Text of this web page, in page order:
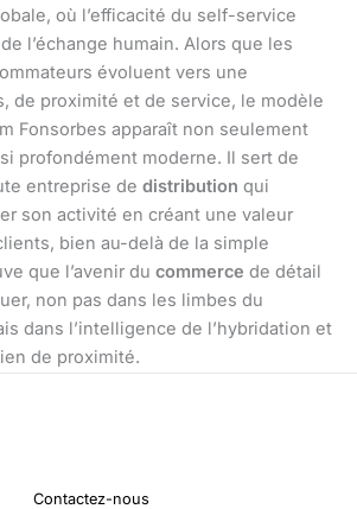
où l’efficacité du self-service
l’échange humain. Alors que les
évoluent vers une
de proximité et de service, le modèle
Fonsorbes apparaît non seulement
profondément moderne. Il sert de
entreprise de distribution qui
son activité en créant une valeur
bien au-delà de la simple
que l’avenir du commerce de détail
non pas dans les limbes du
dans l’intelligence de l’hybridation et
de proximité.
Contactez-nous